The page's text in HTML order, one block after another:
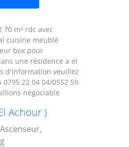
m² rdc avec
cuisine meublé
box pour
une résidence a el
d'information veuillez
22 04 04/0552 59
négociable
Achour )
Ascenseur,